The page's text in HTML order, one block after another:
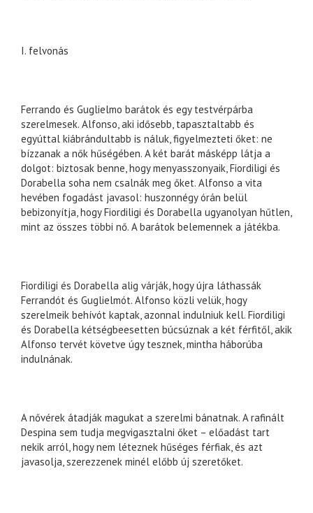
I. felvonás
Ferrando és Guglielmo barátok és egy testvérpárba
szerelmesek. Alfonso, aki idősebb, tapasztaltabb és
egyúttal kiábrándultabb is náluk, figyelmezteti őket: ne
bízzanak a nők hűségében. A két barát másképp látja a
dolgot: biztosak benne, hogy menyasszonyaik, Fiordiligi és
Dorabella soha nem csalnák meg őket. Alfonso a vita
hevében fogadást javasol: huszonnégy órán belül
bebizonyítja, hogy Fiordiligi és Dorabella ugyanolyan hűtlen,
mint az összes többi nő. A barátok belemennek a játékba.
Fiordiligi és Dorabella alig várják, hogy újra láthassák
Ferrandót és Guglielmót. Alfonso közli velük, hogy
szerelmeik behívót kaptak, azonnal indulniuk kell. Fiordiligi
és Dorabella kétségbeesetten búcsúznak a két férfitől, akik
Alfonso tervét követve úgy tesznek, mintha háborúba
indulnának.
A nővérek átadják magukat a szerelmi bánatnak. A rafinált
Despina sem tudja megvigasztalni őket – előadást tart
nekik arról, hogy nem léteznek hűséges férfiak, és azt
javasolja, szerezzenek minél előbb új szeretőket.